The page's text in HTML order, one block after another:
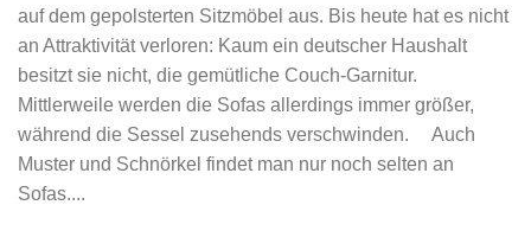
auf dem gepolsterten Sitzmöbel aus. Bis heute hat es nicht
an Attraktivität verloren: Kaum ein deutscher Haushalt
besitzt sie nicht, die gemütliche Couch-Garnitur.
Mittlerweile werden die Sofas allerdings immer größer,
während die Sessel zusehends verschwinden. Auch
Muster und Schnörkel findet man nur noch selten an
Sofas....